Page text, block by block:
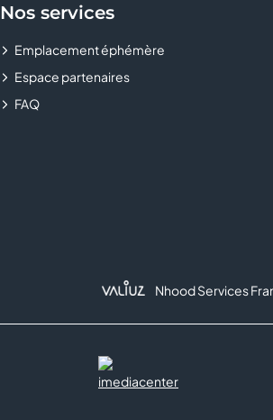
Nos services
Emplacement éphémère
Espace partenaires
FAQ
Nhood Services